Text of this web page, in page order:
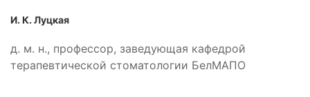
И. К. Луцкая
д. м. н., профессор, заведующая кафедрой
терапевтической стоматологии БелМАПО